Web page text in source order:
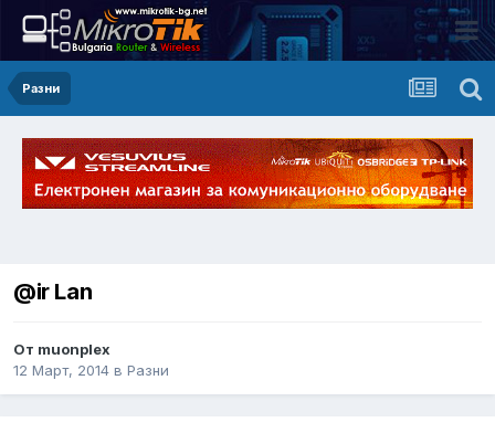
Разни
@ir Lan
От muonplex
12 Март, 2014 в Разни